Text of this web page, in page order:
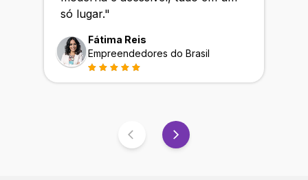
só lugar."
Fátima Reis
Empreendedores do Brasil